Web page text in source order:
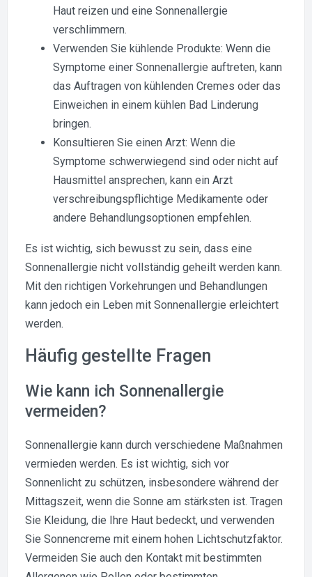
Haut reizen und eine Sonnenallergie
verschlimmern.
Verwenden Sie kühlende Produkte: Wenn die
Symptome einer Sonnenallergie auftreten, kann
das Auftragen von kühlenden Cremes oder das
Einweichen in einem kühlen Bad Linderung
bringen.
Konsultieren Sie einen Arzt: Wenn die
Symptome schwerwiegend sind oder nicht auf
Hausmittel ansprechen, kann ein Arzt
verschreibungspflichtige Medikamente oder
andere Behandlungsoptionen empfehlen.
Es ist wichtig, sich bewusst zu sein, dass eine
Sonnenallergie nicht vollständig geheilt werden kann.
Mit den richtigen Vorkehrungen und Behandlungen
kann jedoch ein Leben mit Sonnenallergie erleichtert
werden.
Häufig gestellte Fragen
Wie kann ich Sonnenallergie
vermeiden?
Sonnenallergie kann durch verschiedene Maßnahmen
vermieden werden. Es ist wichtig, sich vor
Sonnenlicht zu schützen, insbesondere während der
Mittagszeit, wenn die Sonne am stärksten ist. Tragen
Sie Kleidung, die Ihre Haut bedeckt, und verwenden
Sie Sonnencreme mit einem hohen Lichtschutzfaktor.
Vermeiden Sie auch den Kontakt mit bestimmten